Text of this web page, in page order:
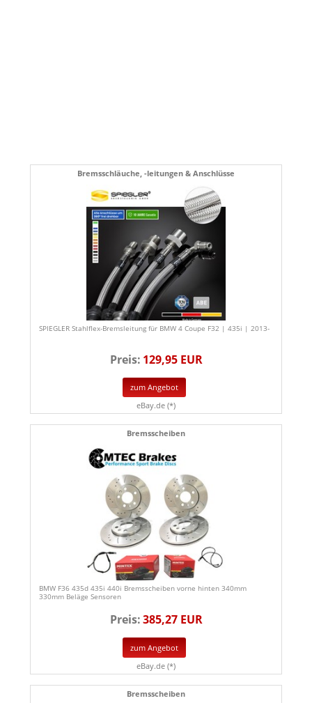
Bremsschläuche, -leitungen & Anschlüsse
SPIEGLER Stahlflex-Bremsleitung für BMW 4 Coupe F32 | 435i | 2013-
Preis: 129,95 EUR
zum Angebot
eBay.de (*)
Bremsscheiben
BMW F36 435d 435i 440i Bremsscheiben vorne hinten 340mm
330mm Beläge Sensoren
Preis:385,27 EUR
zum Angebot
eBay.de (*)
Bremsscheiben